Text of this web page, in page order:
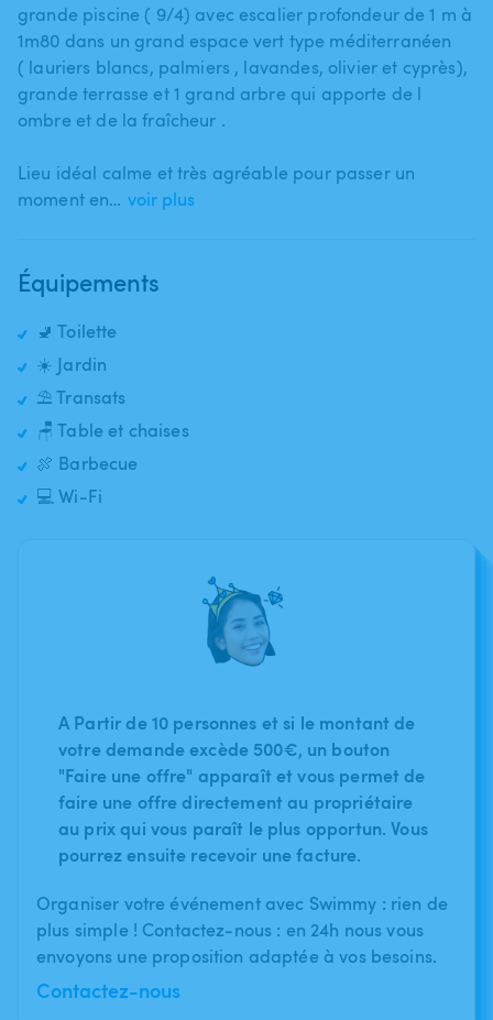
grande piscine ( 9​/​4) avec escalier profondeur de 1 m à
1m80 dans un grand espace vert type méditerranéen
( lauriers blancs​,​ palmiers ​,​ lavandes​,​ olivier et cyprès)​,​
grande terrasse et 1 grand arbre qui apporte de l
ombre et de la fraîcheur .
Lieu idéal calme et très agréable pour passer un
moment en… voir plus
Équipements
🚽 Toilette
☀️ Jardin
⛱️ Transats
🪑 Table et chaises
🍖 Barbecue
💻 Wi-Fi
A Partir de 10 personnes et si le montant de
votre demande excède 500€, un bouton
"Faire une offre" apparaît et vous permet de
faire une offre directement au propriétaire
au prix qui vous paraît le plus opportun. Vous
pourrez ensuite recevoir une facture.
Organiser votre événement avec Swimmy : rien de
plus simple ! Contactez-nous : en 24h nous vous
envoyons une proposition adaptée à vos besoins.
Contactez-nous